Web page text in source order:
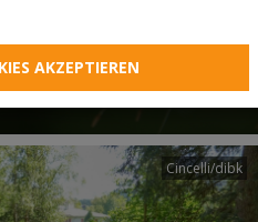
- Jedes
Cincelli/dibk
AKZEPTIEREN